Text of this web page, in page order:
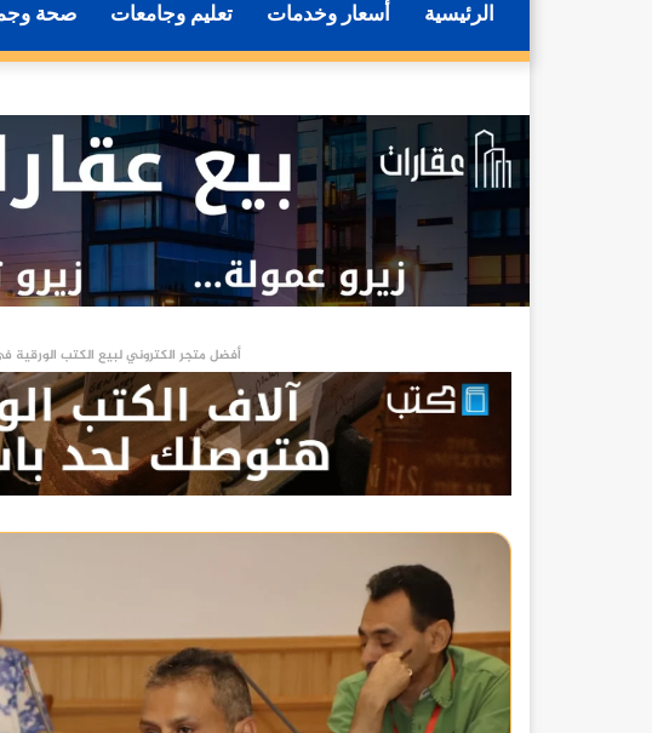
الرئيسية أسعار وخدمات تعليم وجامعات صحة
أفضل متجر الكتروني لبيع الكتب الورقية